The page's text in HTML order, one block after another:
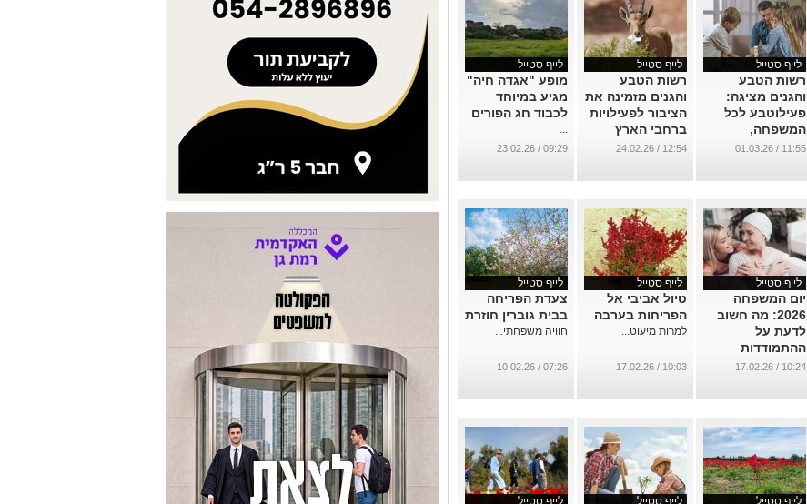
לייף סטייל
רשות הטבע
והגנים מציגה:
פעילוטבע לכל
המשפחה,
פעילויות כיפיות
בזמן שאנחנו
...
11:55 / 01.03.26
לייף סטייל
רשות הטבע
והגנים מזמינה את
הציבור לפעילויות
ברחבי הארץ
בסימן חיות הבר
...
12:54 / 24.02.26
לייף סטייל
מופע "אגדה חיה"
מגיע במיוחד
לכבוד חג הפורים
...
09:29 / 23.02.26
לייף סטייל
יום המשפחה
2026: מה חשוב
לדעת על
ההתמודדות
המשפחתית בעת
...
10:24 / 17.02.26
לייף סטייל
טיול אביבי אל
הפריחות בערבה
למרות מיעוט...
10:03 / 17.02.26
לייף סטייל
צעדת הפריחה
בבית גוברין חוזרת
חוויה משפחתי...
07:26 / 10.02.26
לייף סטייל לייף סטייל לייף סטייל